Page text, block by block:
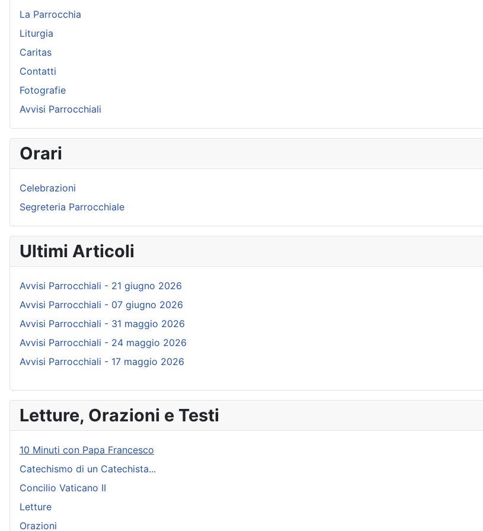
La Parrocchia
Liturgia
Caritas
Contatti
Fotografie
Avvisi Parrocchiali
Orari
Celebrazioni
Segreteria Parrocchiale
Ultimi Articoli
Avvisi Parrocchiali - 21 giugno 2026
Avvisi Parrocchiali - 07 giugno 2026
Avvisi Parrocchiali - 31 maggio 2026
Avvisi Parrocchiali - 24 maggio 2026
Avvisi Parrocchiali - 17 maggio 2026
Letture, Orazioni e Testi
10 Minuti con Papa Francesco
Catechismo di un Catechista...
Concilio Vaticano II
Letture
Orazioni